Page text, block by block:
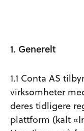
1. Generelt
1.1 Conta AS
virksomheter
deres tidligere
plattform (kalt